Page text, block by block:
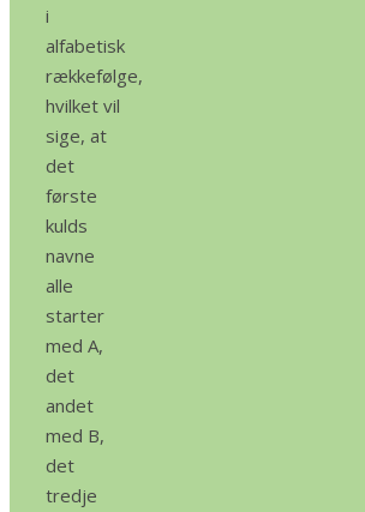
i
alfabetisk
rækkefølge,
hvilket vil
sige, at
det
første
kulds
navne
alle
starter
med A,
det
andet
med B,
det
tredje